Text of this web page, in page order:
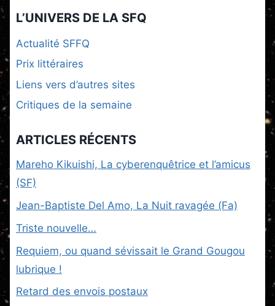
L’UNIVERS DE LA SFQ
Actualité SFFQ
Prix littéraires
Liens vers d’autres sites
Critiques de la semaine
ARTICLES RÉCENTS
Mareho Kikuishi, La cyberenquêtrice et l’amicus
(SF)
Jean-Baptiste Del Amo, La Nuit ravagée (Fa)
Triste nouvelle…
Requiem, ou quand sévissait le Grand Gougou
lubrique !
Retard des envois postaux